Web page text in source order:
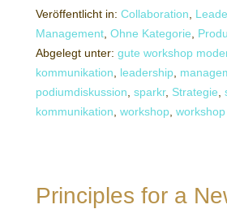
Veröffentlicht in: Collaboration
Management Ohne Kategorie
Abgelegt unter: gute workshop
kommunikation
leadership
podiumdiskussion sparkr, Strategie
kommunikation workshop
Principles for a